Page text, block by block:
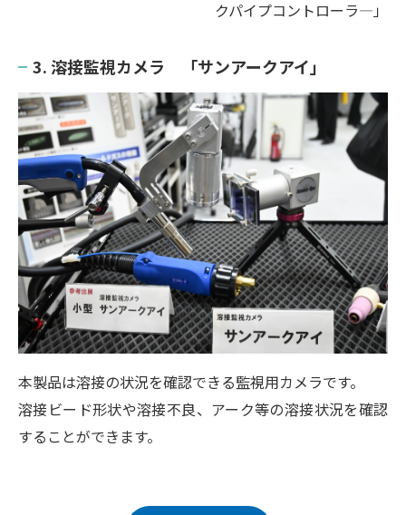
クパイプコントローラ―」
3. 溶接監視カメラ 「サンアークアイ」
本製品は溶接の状況を確認できる監視用カメラです。
溶接ビード形状や溶接不良、アーク等の溶接状況を確認
することができます。